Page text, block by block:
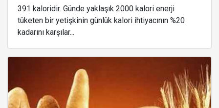
391 kaloridir. Günde yaklaşık 2000 kalori enerji
tüketen bir yetişkinin günlük kalori ihtiyacının %20
kadarını karşılar...